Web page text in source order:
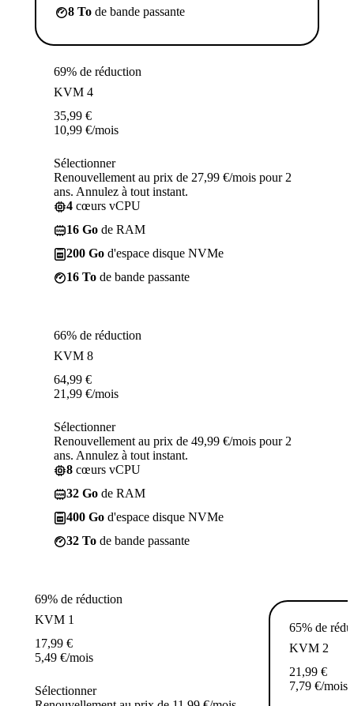
8 To de bande passante
69% de réduction
KVM 4
35,99 €
10,99 €/mois
Sélectionner
Renouvellement au prix de 27,99 €/mois pour 2
ans. Annulez à tout instant.
4 cœurs vCPU
16 Go de RAM
200 Go d'espace disque NVMe
16 To de bande passante
66% de réduction
KVM 8
64,99 €
21,99 €/mois
Sélectionner
Renouvellement au prix de 49,99 €/mois pour 2
ans. Annulez à tout instant.
8 cœurs vCPU
32 Go de RAM
400 Go d'espace disque NVMe
32 To de bande passante
69% de réduction
KVM 1
17,99 €
5,49 €/mois
Sélectionner
65% de
KVM 2
21,99 €
7,79 €/mois